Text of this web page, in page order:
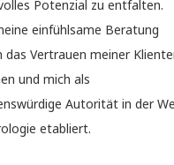
Potenzial zu entfalten.
einfühlsame Beratung
das Vertrauen meiner
und mich als
Autorität in der
etabliert.